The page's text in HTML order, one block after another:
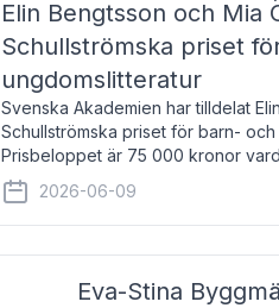
Elin Bengtsson och Mia
Schullströmska priset
ungdomslitteratur
Svenska Akademien har tilldelat
Schullströmska priset för barn-
Prisbeloppet är 75 000 kronor
författare och forskare i
2026-06-09
Eva-Stina